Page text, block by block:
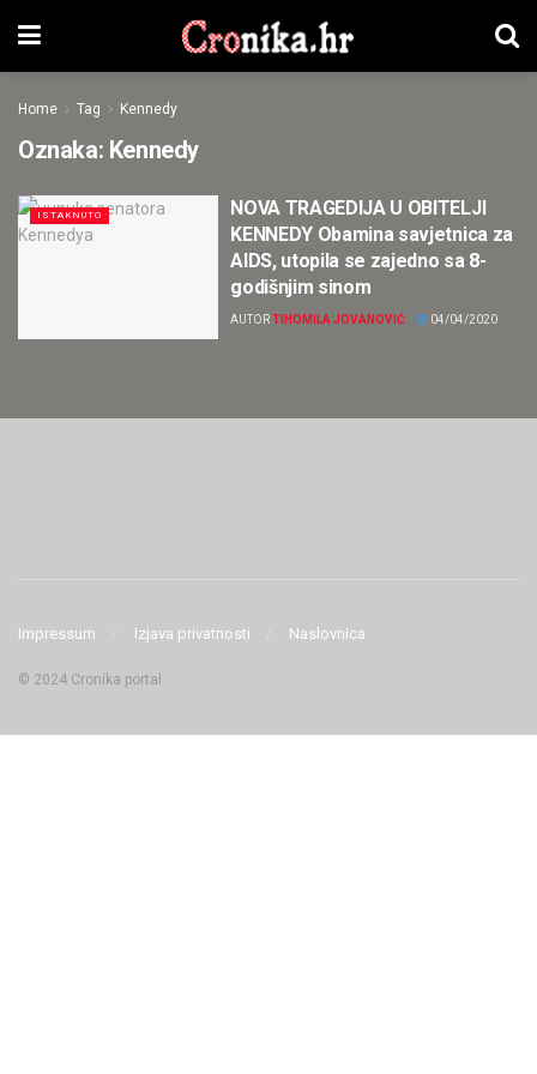
Home Tag Kennedy
Oznaka: Kennedy
ISTAKNUTO
NOVA TRAGEDIJA U OBITELJI
KENNEDY Obamina savjetnica za
AIDS, utopila se zajedno sa 8-
godišnjim sinom
AUTORTIHOMILA JOVANOVIĆ 04/04/2020
Impressum Izjava privatnosti Naslovnica
© 2024 Cronika portal